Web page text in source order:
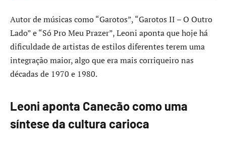
Autor de músicas como “Garotos”, “Garotos II – O Outro
Lado” e “Só Pro Meu Prazer”, Leoni aponta que hoje há
dificuldade de artistas de estilos diferentes terem uma
integração maior, algo que era mais corriqueiro nas
décadas de 1970 e 1980.
Leoni aponta Canecão como uma
síntese da cultura carioca